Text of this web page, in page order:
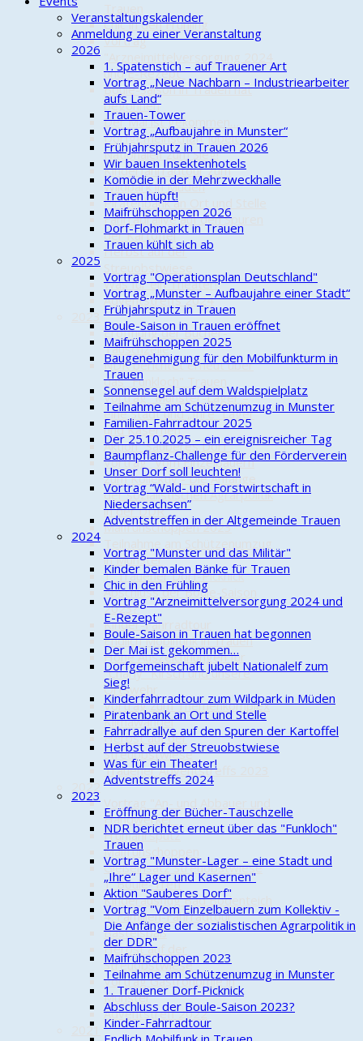
Chic in den Frühling
Vortrag
und E-Rezept"
Boule-Saison in Trauen hat
begonnen
Der Mai ist gekommen…
Dorfgemeinschaft jubelt
Nationalelf zum Sieg!
Kinderfahrradtour zum
Wildpark in Müden
Piratenbank an Ort und Stelle
Fahrradrallye auf den Spuren
der Kartoffel
Herbst auf der
Was für ein Theater!
Adventstreffs 2024
2023
Eröffnung der Bücher-
Tauschzelle
NDR berichtet erneut über
das "Funkloch" Trauen
Vortrag "Munster-Lager –
eine Stadt und „Ihre“ Lager
und Kasernen"
Aktion "Sauberes Dorf"
Vortrag "Vom Einzelbauern
zum Kollektiv - Die Anfänge
der sozialistischen Agrarpolitik
in der DDR"
Maifrühschoppen 2023
in Munster
1. Trauener Dorf-Picknick
Abschluss der Boule-Saison
2023?
Kinder-Fahrradtour
Endlich Mobilfunk in Trauen
Hohe Auszeichnungen für
"Charly" Kirsch und unsere
Ortswehr
Vortrag zum Themenkomplex
Klimawandel
Herbst auf der
Streuobstwiese
Trauener Adventstreffs 2023
2022
Vortrag "An- und Abbauer und
Handwerker"
Frühjahrsputz
Maifrühschoppen
Gießeinsatz Streuobstwiese
1. Boule-Treff
Kinderausflug Bad Bodenteich
4. Familien-Fahrradtour
Bastelspaß
Herbst auf der
Streuobstwiese
Vortrag Gastronomie in
Munster
Adventstreff 2022
2021
Veranstaltungskalender
Anmeldung zu einer Veranstaltung
2026
1. Spatenstich – auf Trauener Art
Vortrag „Neue Nachbarn – Industriearbeiter
aufs Land“
Trauen-Tower
Vortrag „Aufbaujahre in Munster“
Frühjahrsputz in Trauen 2026
Wir bauen Insektenhotels
Komödie in der Mehrzweckhalle
Trauen hüpft!
Maifrühschoppen 2026
Dorf-Flohmarkt in Trauen
Trauen kühlt sich ab
2025
Vortrag "Operationsplan Deutschland"
Vortrag „Munster – Aufbaujahre einer Stadt“
Frühjahrsputz in Trauen
Boule-Saison in Trauen eröffnet
Maifrühschoppen 2025
Baugenehmigung für den Mobilfunkturm in
Trauen
Sonnensegel auf dem Waldspielplatz
Teilnahme am Schützenumzug in Munster
Familien-Fahrradtour 2025
Der 25.10.2025 – ein ereignisreicher Tag
Baumpflanz-Challenge für den Förderverein
Unser Dorf soll leuchten!
Vortrag “Wald- und Forstwirtschaft in
Niedersachsen”
Adventstreffen in der Altgemeinde Trauen
2024
Vortrag "Munster und das Militär"
Kinder bemalen Bänke für Trauen
Chic in den Frühling
Vortrag "Arzneimittelversorgung 2024 und
E-Rezept"
Boule-Saison in Trauen hat begonnen
Der Mai ist gekommen…
Dorfgemeinschaft jubelt Nationalelf zum
Sieg!
Kinderfahrradtour zum Wildpark in Müden
Piratenbank an Ort und Stelle
Fahrradrallye auf den Spuren der Kartoffel
Herbst auf der Streuobstwiese
Was für ein Theater!
Adventstreffs 2024
2023
Eröffnung der Bücher-Tauschzelle
NDR berichtet erneut über das "Funkloch"
Trauen
Vortrag "Munster-Lager – eine Stadt und
„Ihre“ Lager und Kasernen"
Aktion "Sauberes Dorf"
Vortrag "Vom Einzelbauern zum Kollektiv -
Die Anfänge der sozialistischen Agrarpolitik in
der DDR"
Maifrühschoppen 2023
Teilnahme am Schützenumzug in Munster
1. Trauener Dorf-Picknick
Abschluss der Boule-Saison 2023?
Kinder-Fahrradtour